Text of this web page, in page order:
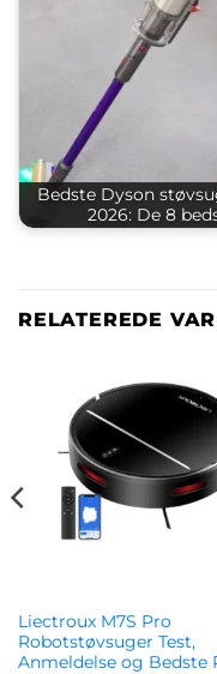
Bedste Dyson
2026: De 8
RELATEREDE
Liectroux M7S Pro
Robotstøvsuger Test,
Anmeldelse og Bedste